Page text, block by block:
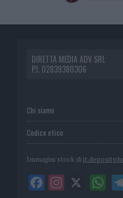
DIRETTA MEDIA ADV SRL
P.I. 02839380306
Chi siamo
Codice etico
Immagini stock di